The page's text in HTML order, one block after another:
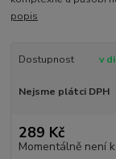
popis
Dostupnost v
Nejsme plátci DPH
289 Kč
Momentálně není